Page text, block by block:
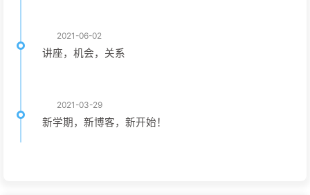
2021-06-02
讲座，机会，关系
2021-03-29
新学期，新博客，新开始！